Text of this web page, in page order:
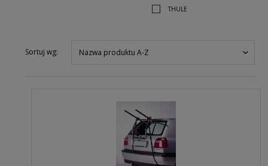
THULE
Sortuj wg: Nazwa produktu A-Z